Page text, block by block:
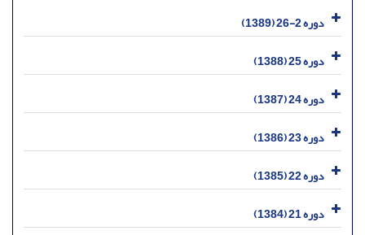
دوره 2-26 (1389)
دوره 25 (1388)
دوره 24 (1387)
دوره 23 (1386)
دوره 22 (1385)
دوره 21 (1384)